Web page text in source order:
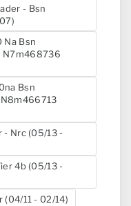
- Bsn
Na Bsn
N7m468736
Bsn
- Nrc (05/13 -
4b (05/13 -
(04/11 - 02/14)